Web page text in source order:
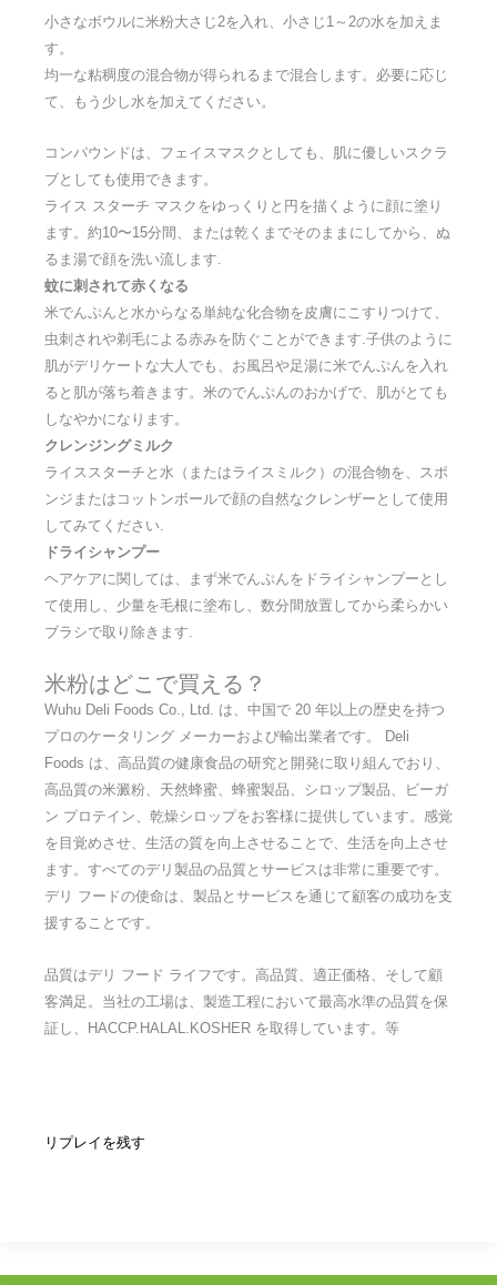
小さなボウルに米粉大さじ2を入れ、小さじ1～2の水を加えま
す。
均一な粘稠度の混合物が得られるまで混合します。必要に応じ
て、もう少し水を加えてください。
コンパウンドは、フェイスマスクとしても、肌に優しいスクラ
ブとしても使用できます。
ライス スターチ マスクをゆっくりと円を描くように顔に塗り
ます。約10〜15分間、または乾くまでそのままにしてから、ぬ
るま湯で顔を洗い流します.
蚊に刺されて赤くなる
米でんぷんと水からなる単純な化合物を皮膚にこすりつけて、
虫刺されや剃毛による赤みを防ぐことができます.子供のように
肌がデリケートな大人でも、お風呂や足湯に米でんぷんを入れ
ると肌が落ち着きます。米のでんぷんのおかげで、肌がとても
しなやかになります。
クレンジングミルク
ライススターチと水（またはライスミルク）の混合物を、スポ
ンジまたはコットンボールで顔の自然なクレンザーとして使用
してみてください.
ドライシャンプー
ヘアケアに関しては、まず米でんぷんをドライシャンプーとし
て使用し、少量を毛根に塗布し、数分間放置してから柔らかい
ブラシで取り除きます.
米粉はどこで買える？
Wuhu Deli Foods Co., Ltd. は、中国で 20 年以上の歴史を持つ
プロのケータリング メーカーおよび輸出業者です。 Deli
Foods は、高品質の健康食品の研究と開発に取り組んでおり、
高品質の米澱粉、天然蜂蜜、蜂蜜製品、シロップ製品、ビーガ
ン プロテイン、乾燥シロップをお客様に提供しています。感覚
を目覚めさせ、生活の質を向上させることで、生活を向上させ
ます。すべてのデリ製品の品質とサービスは非常に重要です。
デリ フードの使命は、製品とサービスを通じて顧客の成功を支
援することです。
品質はデリ フード ライフです。高品質、適正価格、そして顧
客満足。当社の工場は、製造工程において最高水準の品質を保
証し、HACCP.HALAL.KOSHER を取得しています。等
リプレイを残す